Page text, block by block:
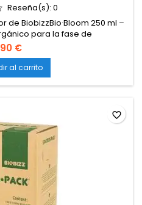
Reseña(s): 0
de BiobizzBio·Bloom 250 ml –
para la fase de
líquido orgánico para
250 ml – Estimulador de
densidad y aroma de las
€
al carrito
favorite_border